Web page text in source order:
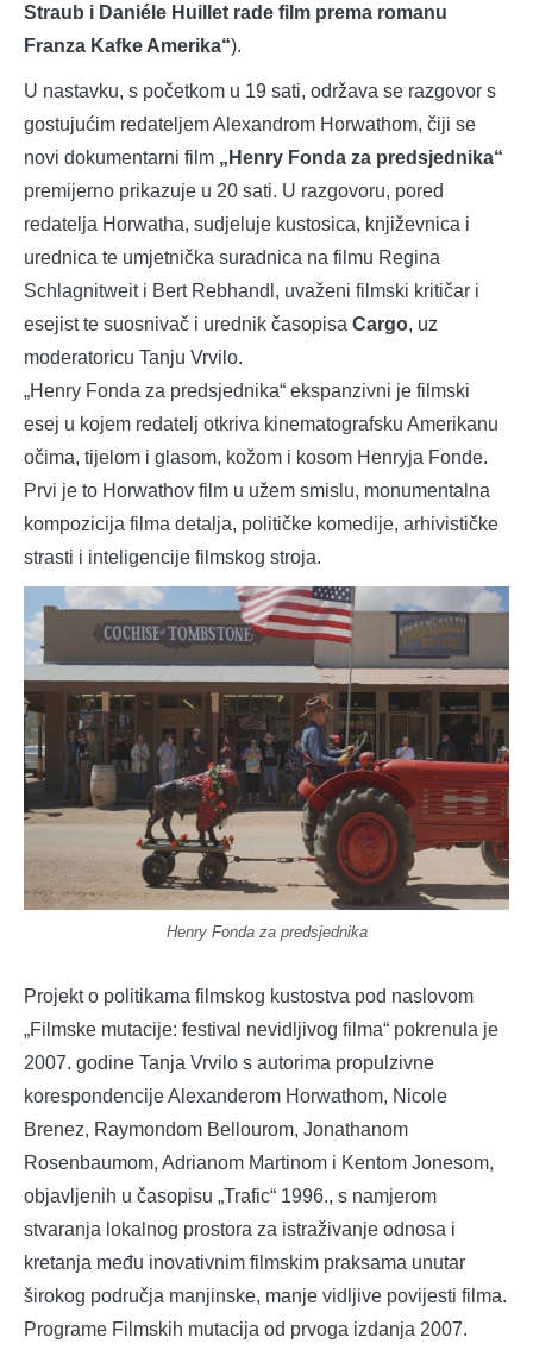
Straub i Daniéle Huillet rade film prema romanu
Franza Kafke Amerika“).
U nastavku, s početkom u 19 sati, održava se razgovor s
gostujućim redateljem Alexandrom Horwathom, čiji se
novi dokumentarni film „Henry Fonda za predsjednika“
premijerno prikazuje u 20 sati. U razgovoru, pored
redatelja Horwatha, sudjeluje kustosica, književnica i
urednica te umjetnička suradnica na filmu Regina
Schlagnitweit i Bert Rebhandl, uvaženi filmski kritičar i
esejist te suosnivač i urednik časopisa Cargo, uz
moderatoricu Tanju Vrvilo.
„Henry Fonda za predsjednika“ ekspanzivni je filmski
esej u kojem redatelj otkriva kinematografsku Amerikanu
očima, tijelom i glasom, kožom i kosom Henryja Fonde.
Prvi je to Horwathov film u užem smislu, monumentalna
kompozicija filma detalja, političke komedije, arhivističke
strasti i inteligencije filmskog stroja.
Henry Fonda za predsjednika
Projekt o politikama filmskog kustostva pod naslovom
„Filmske mutacije: festival nevidljivog filma“ pokrenula je
2007. godine Tanja Vrvilo s autorima propulzivne
korespondencije Alexanderom Horwathom, Nicole
Brenez, Raymondom Bellourom, Jonathanom
Rosenbaumom, Adrianom Martinom i Kentom Jonesom,
objavljenih u časopisu „Trafic“ 1996., s namjerom
stvaranja lokalnog prostora za istraživanje odnosa i
kretanja među inovativnim filmskim praksama unutar
širokog područja manjinske, manje vidljive povijesti filma.
Programe Filmskih mutacija od prvoga izdanja 2007.